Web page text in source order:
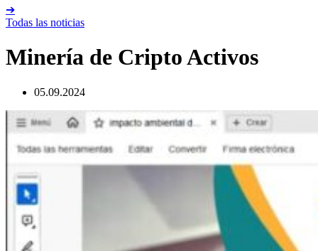
➔
Todas las noticias
Minería de Cripto Activos
05.09.2024